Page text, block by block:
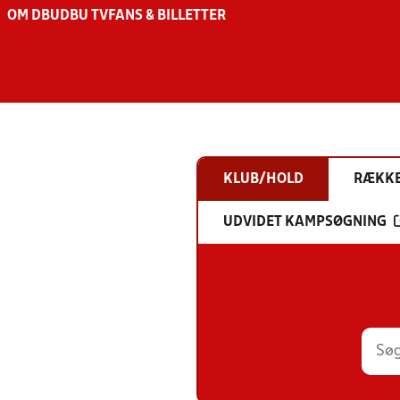
OM DBU DBU TV FANS & BILLETTER
KLUB/HOLD
UDVIDET KAMPSØGNING